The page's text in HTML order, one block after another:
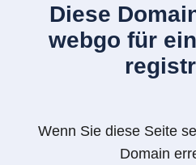
Diese
webgo für
Wenn Sie diese Seite
Domain